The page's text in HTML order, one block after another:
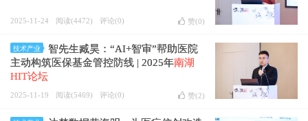
2025-11-24 阅读(4472) 评论(0) 赞(0)
技术产业
智先生臧昊：“AI+智审”帮助医院
主动构筑医保基金管控防线 | 2025年南湖
HIT论坛
2025-11-19 阅读(5469) 评论(0) 赞(2)